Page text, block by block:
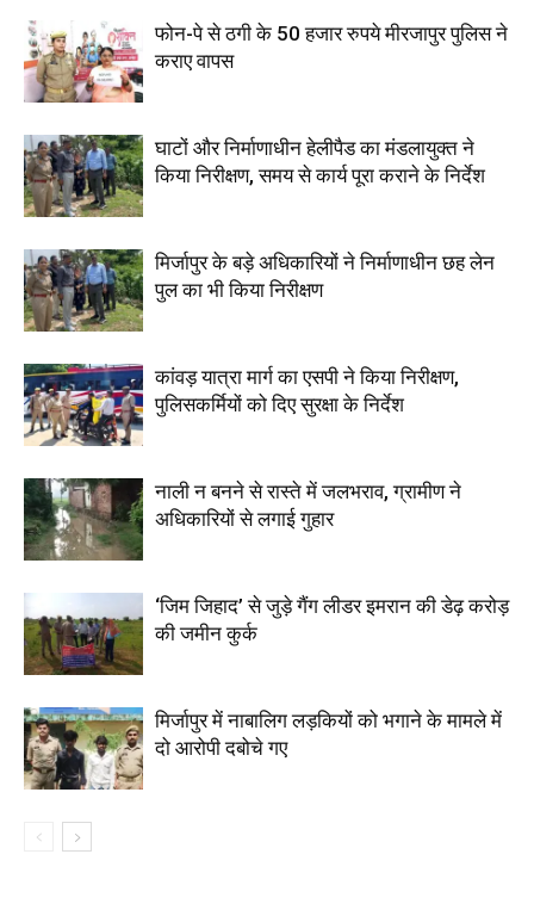
फोन-पे से ठगी के 50 हजार रुपये मीरजापुर पुलिस ने
कराए वापस
घाटों और निर्माणाधीन हेलीपैड का मंडलायुक्त ने
किया निरीक्षण, समय से कार्य पूरा कराने के निर्देश
मिर्जापुर के बड़े अधिकारियों ने निर्माणाधीन छह लेन
पुल का भी किया निरीक्षण
कांवड़ यात्रा मार्ग का एसपी ने किया निरीक्षण,
पुलिसकर्मियों को दिए सुरक्षा के निर्देश
नाली न बनने से रास्ते में जलभराव, ग्रामीण ने
अधिकारियों से लगाई गुहार
‘जिम जिहाद’ से जुड़े गैंग लीडर इमरान की डेढ़ करोड़
की जमीन कुर्क
मिर्जापुर में नाबालिग लड़कियों को भगाने के मामले में
दो आरोपी दबोचे गए